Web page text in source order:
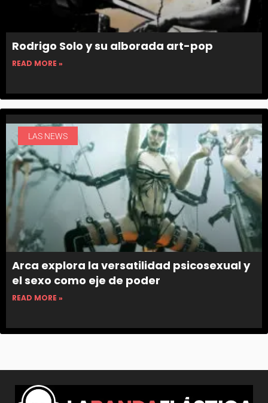
Rodrigo Solo y su alborada art-pop
READ MORE »
LAS NEWS
Arca explora la versatilidad psicosexual y
el sexo como eje de poder
READ MORE »